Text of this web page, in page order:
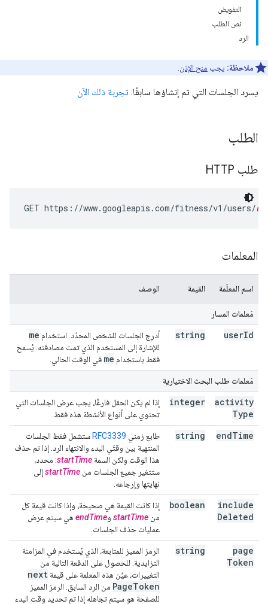
التفويض
نص الطلب
الرد
ملاحظة: يجب منح الإذن
يسرد الجلسات التي تم إنشاؤها سابقًا. تجربة ذلك الآن
الطلب
طلب HTTP
GET https://www.googleapis.com/fitness/v1/users/
المعلمات
اسم المعلَمة القيمة الوصف
مَعلمات المسار
userId
string أدرِج الجلسات للشخص المحدّد. استخدام me
للإشارة إلى المستخدم الذي تمت مصادقته. يُسمح
فقط باستخدام me في الوقت الحالي.
مَعلمات طلب البحث الاختيارية
activity
Type
integer
إذا لم يكن الحقل فارغًا، يجب عرض الجلسات التي
تحتوي على أنواع الأنشطة هذه فقط.
endTime
string طابع زمني RFC3339 ستشمل فقط الجلسات
المنتهية بين وقتَي البدء والانتهاء الرد. إذا تم حذف
هذا الوقت ولكن السمة startTime: محدد،
ستتغير جميع الجلسات من startTime إلى
نهايتها وإرجاعه.
include
Deleted
boolean
إذا كانت القيمة هي صحيحة، وإذا كانت قيمة كل
من startTime وendTime هي سيتم عرض
عمليات حذف الجلسات.
page
Token
string
الرمز المميز للمتابعة، الذي يُستخدم في المزامنة
التزايدية. للحصول على الدفعة التالية من
التغييرات، عيِّن هذه المعلمة على قيمة next
PageToken
من الرد السابق. الرمز المميز
للصفحة هو سيتم تجاهله إذا تم تحديد وقت البدء